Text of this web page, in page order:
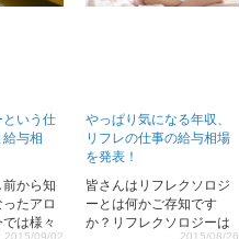
という仕
与相
前から知
たアロ
は様々
2015/09/02
やっぱり気になる年収、
リフレの仕事の給与相場
を発表！
皆さんはリフレクソロジ
ーとは何かご存知です
か？リフレクソロジーは
2015/08/26